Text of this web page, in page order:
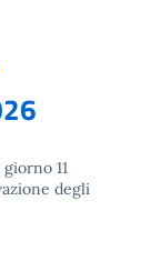
11
degli